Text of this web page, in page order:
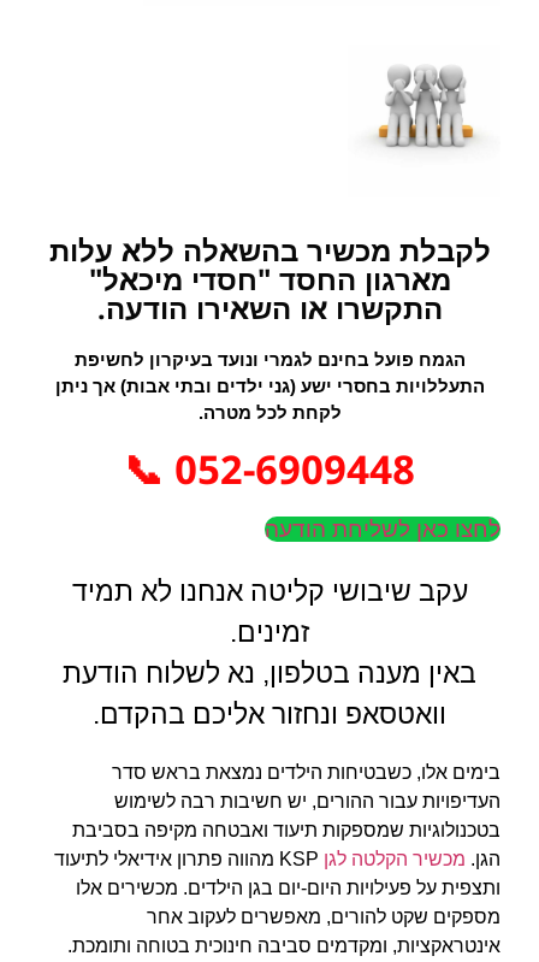
לקבלת מכשיר בהשאלה ללא עלות
מארגון החסד "חסדי מיכאל"
התקשרו או השאירו הודעה.
הגמח פועל בחינם לגמרי ונועד בעיקרון לחשיפת
התעללויות בחסרי ישע (גני ילדים ובתי אבות) אך ניתן
לקחת לכל מטרה.
052-6909448 📞
לחצו כאן לשליחת הודעה
עקב שיבושי קליטה אנחנו לא תמיד
זמינים.
באין מענה בטלפון, נא לשלוח הודעת
וואטסאפ ונחזור אליכם בהקדם.
בימים אלו, כשבטיחות הילדים נמצאת בראש סדר
העדיפויות עבור ההורים, יש חשיבות רבה לשימוש
בטכנולוגיות שמספקות תיעוד ואבטחה מקיפה בסביבת
הגן. מכשיר הקלטה לגן
KSP מהווה פתרון אידיאלי לתיעוד
ותצפית על פעילויות היום-יום בגן הילדים. מכשירים אלו
מספקים שקט להורים, מאפשרים לעקוב אחר
אינטראקציות, ומקדמים סביבה חינוכית בטוחה ותומכת.